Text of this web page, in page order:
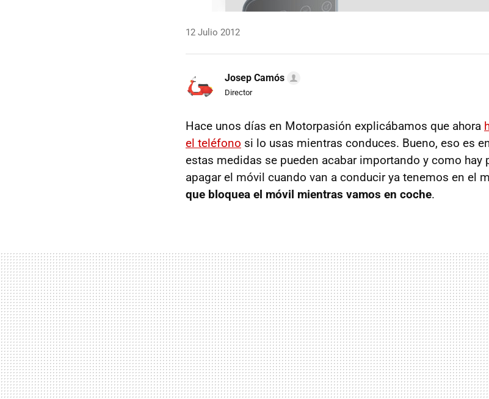
12 Julio 2012
Josep Camós
Director
Hace unos días en Motorpasión explicábamos que ahora
el teléfono si lo usas mientras conduces. Bueno, eso es
estas medidas se pueden acabar importando y como hay
apagar el móvil cuando van a conducir ya tenemos en el
que bloquea el móvil mientras vamos en coche.